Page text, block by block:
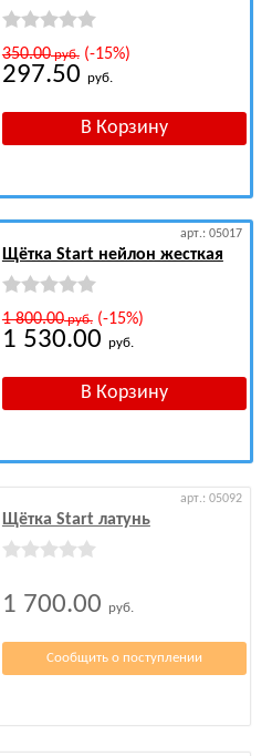
350.00руб.(-15%)
297.50 руб.
арт.: 05017
Щётка Start нейлон жесткая
1 800.00руб.(-15%)
1 530.00 руб.
арт.: 05092
Щётка Start латунь
1 700.00 руб.
Сообщить о поступлении